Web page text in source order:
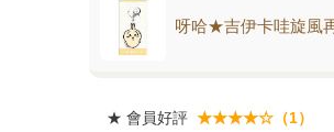
呀哈★吉伊卡哇旋風
★ 會員好評 ★★★★☆（1）